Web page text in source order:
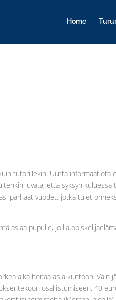
Home
tutorillekin. Uutta informaatiota
luvata, että syksyn
parhaat vuodet, jotka tulet
asiaa pupulle, joilla
aika hoitaa asia kuntoon. Vain
osallistumiseen. 40